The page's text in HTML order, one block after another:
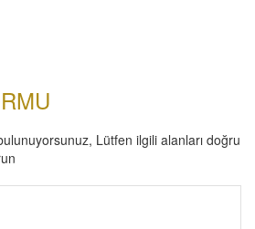
Lütfen ilgili alanları doğru